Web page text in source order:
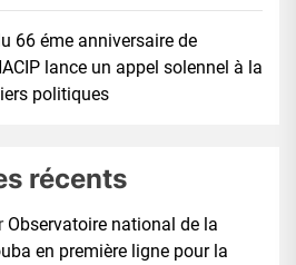
66 éme anniversaire de
lance un appel solennel à la
politiques
récents
Observatoire national de la
en première ligne pour la